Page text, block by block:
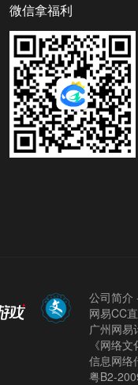
微信拿福利
公司简介
网易CC
广州网
《网络
信息网络
粤B2-